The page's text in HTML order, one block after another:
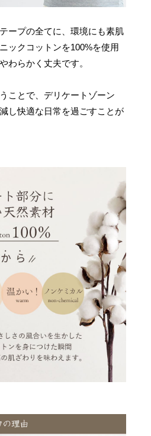
ープの全てに、環境にも素肌
ックコットンを100%を使用
わらかく丈夫です。
ことで、デリケートゾーン
し快適な日常を過ごすことが